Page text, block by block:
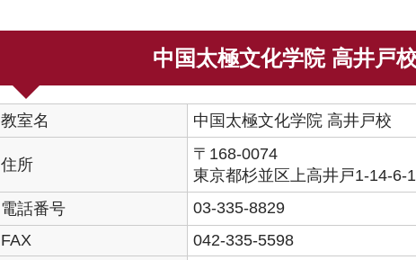
中国太極文化学院 高井戸
教室名 中国太極文化学院 高井戸校
住所
〒168-0074
東京都杉並区上高井戸1-14-6-
電話番号
03-335-8829
FAX
042-335-5598